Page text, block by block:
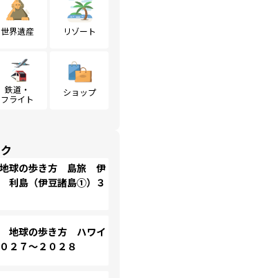
世界遺産 リゾート
鉄道・
フライト
ショップ
球の歩き方 島旅 伊
利島（伊豆諸島①）３
地球の歩き方 ハワイ
２７～２０２８